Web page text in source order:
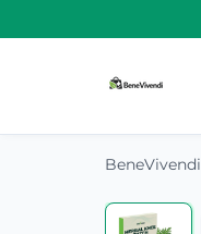
BeneVivendi